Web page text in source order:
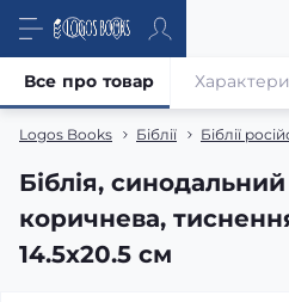
Logos Books Біблії Біблії
Біблія,
коричнева,
14.5x20.5 см
Все про товар